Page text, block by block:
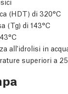
(HDT) di 320°C
(Tg) di 143°C
all'idrolisi in
superiori a